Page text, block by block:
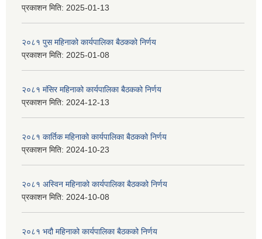
प्रकाशन मिति: 2025-01-13
२०८१ पुस महिनाको कार्यपालिका बैठकको निर्णय
प्रकाशन मिति: 2025-01-08
२०८१ मंसिर महिनाको कार्यपालिका बैठकको निर्णय
प्रकाशन मिति: 2024-12-13
२०८१ कार्तिक महिनाको कार्यपालिका बैठकको निर्णय
प्रकाशन मिति: 2024-10-23
२०८१ अस्विन महिनाको कार्यपालिका बैठकको निर्णय
प्रकाशन मिति: 2024-10-08
२०८१ भदौ महिनाको कार्यपालिका बैठकको निर्णय